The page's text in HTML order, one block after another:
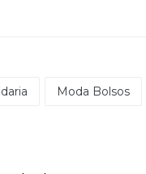
Moda Bolsos